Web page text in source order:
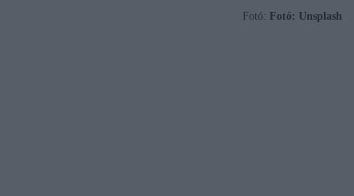
Fotó: Fotó: Unsplash